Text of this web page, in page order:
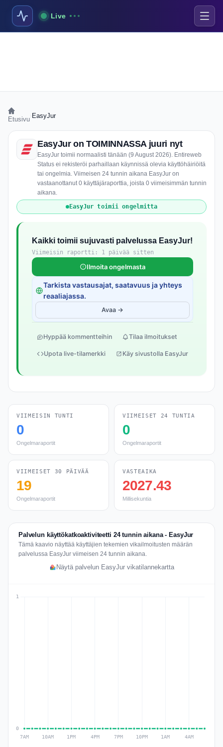
Live
Etusivu EasyJur
EasyJur on TOIMINNASSA juuri nyt
EasyJur toimii normaalisti tänään (9 August 2026). Entireweb
Status ei rekisteröi parhaillaan käynnissä olevia käyttöhäiriöitä
tai ongelmia. Viimeisen 24 tunnin aikana EasyJur on
vastaanottanut 0 käyttäjäraporttia, joista 0 viimeisimmän tunnin
aikana.
EasyJur toimii ongelmitta
Kaikki toimii sujuvasti palvelussa EasyJur!
Viimeisin raportti: 1 päivää sitten
Ilmoita ongelmasta
Tarkista vastausajat, saatavuus ja yhteys
reaaliajassa.
Avaa →
Hyppää kommentteihin Tilaa ilmoitukset
Upota live-tilamerkki Käy sivustolla EasyJur
VIIMEISIN TUNTI
0
Ongelmaraportit
VIIMEISET 24 TUNTIA
0
Ongelmaraportit
VIIMEISET 30 PÄIVÄÄ
19
Ongelmaraportit
VASTEAIKA
2027.43
Millisekuntia
Palvelun käyttökatkoaktiviteetti 24 tunnin aikana - EasyJur
Tämä kaavio näyttää käyttäjien tekemien vikailmoitusten määrän
palvelussa EasyJur viimeisen 24 tunnin aikana.
Näytä palvelun EasyJur vikatilannekartta